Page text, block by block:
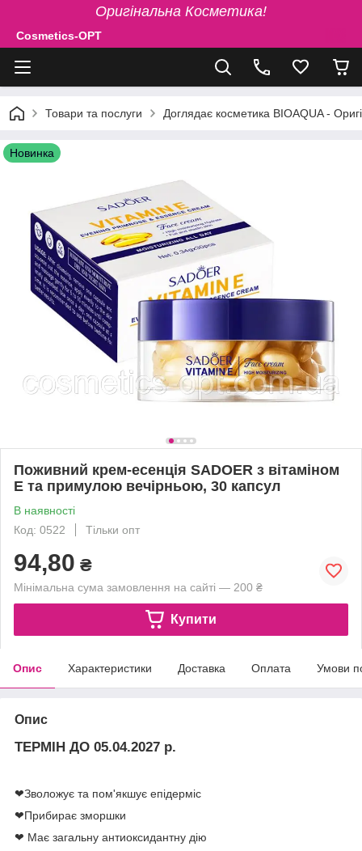
Оригінальна Косметика!
Cosmetics-OPT
Товари та послуги Доглядає косметика BIOAQUA -
Новинка
Поживний крем-есенція SADOER з вітаміном
Е та примулою вечірньою, 30 капсул
В наявності
Код: 0522
Тільки опт
94,80 ₴
Мінімальна сума замовлення на сайті — 200 ₴
Купити
Опис Характеристики Доставка Оплата Умови
Опис
ТЕРМІН ДО 05.04.2027 р.
❤Зволожує та пом'якшує епідерміс
❤Прибирає зморшки
❤ Має загальну антиоксидантну дію